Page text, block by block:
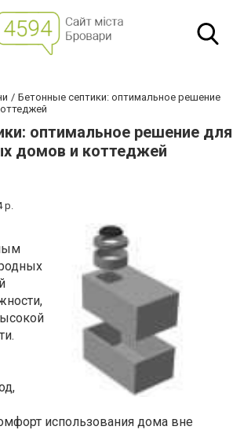
Бетонные септики: оптимальное решение
оптимальное решение для
домов и коттеджей
р.
использования дома вне